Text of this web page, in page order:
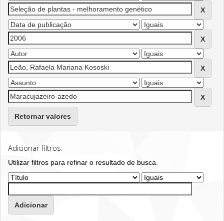
Retornar valores
Adicionar filtros:
Utilizar filtros para refinar o resultado de busca.